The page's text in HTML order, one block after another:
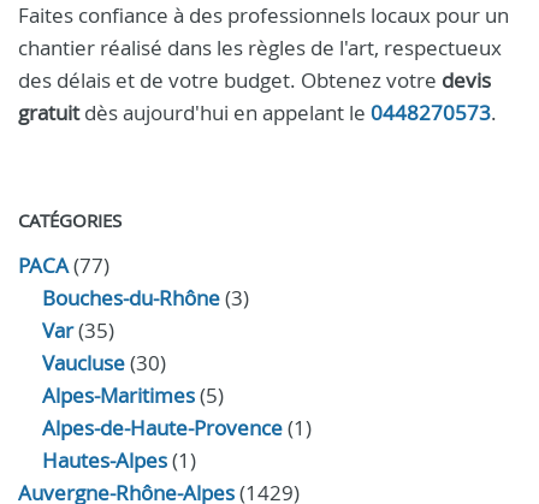
Faites confiance à des professionnels locaux pour un
chantier réalisé dans les règles de l'art, respectueux
des délais et de votre budget. Obtenez votre devis
gratuitdès aujourd'hui en appelant le 0448270573.
CATÉGORIES
PACA(77)
Bouches-du-Rhône(3)
Var(35)
Vaucluse(30)
Alpes-Maritimes(5)
Alpes-de-Haute-Provence(1)
Hautes-Alpes(1)
Auvergne-Rhône-Alpes(1429)